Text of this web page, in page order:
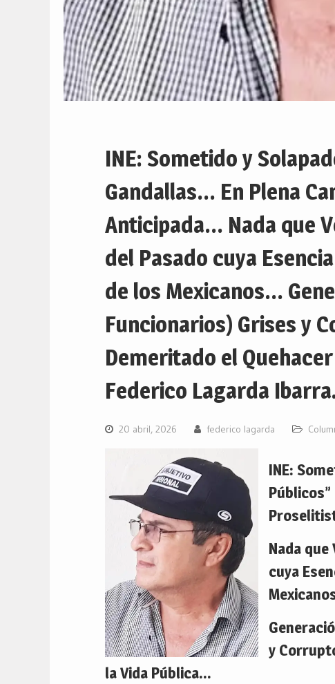
INE: Sometido y
Gandallas… En Plena
Anticipada… Nada que
del Pasado cuya
de los Mexicanos…
Funcionarios) Grises y
Demeritado el
Federico Lagarda
20 abril, 2026 federico lagarda
INE:
Nada que
cuya
y
la Vida Pública…